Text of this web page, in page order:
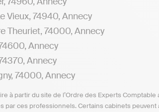
Vieux, 74940, Annecy
Theuriet, 74000, Annecy
Annecy
Annecy
74000, Annecy
partir du site de l’Ordre des Experts Comptable
par ces professionnels. Certains cabinets